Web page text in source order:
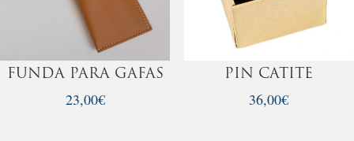
FUNDA PARA GAFAS
23,00€
PIN CATITE
36,00€